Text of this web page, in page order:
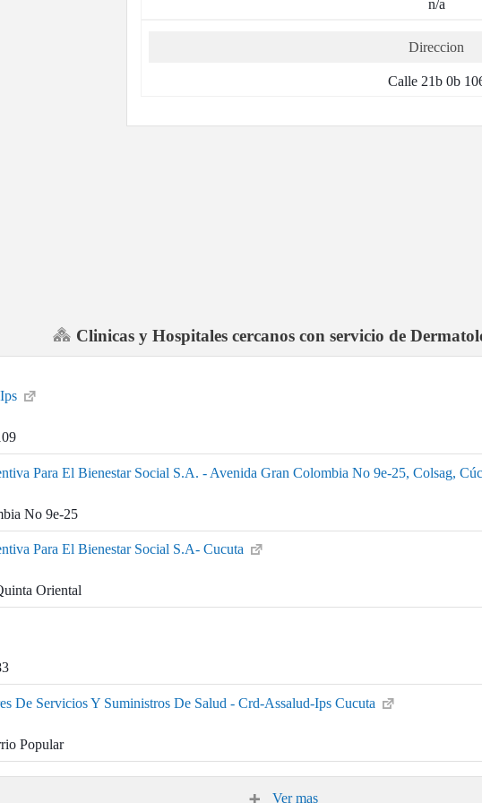
n/a
Direccion
Calle 21b 0b
Clinicas y Hospitales cercanos con servicio de
Para El Bienestar Social S.A. - Avenida Gran Colombia No 9e-25, Colsag,
No 9e-25
Para El Bienestar Social S.A- Cucuta
Oriental
De Servicios Y Suministros De Salud - Crd-Assalud-Ips Cucuta
Popular
Ver mas